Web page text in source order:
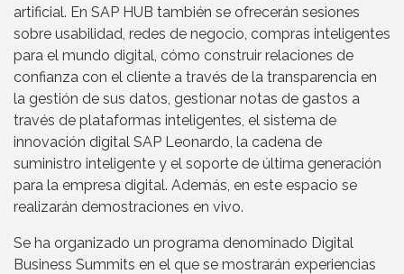
artificial. En SAP HUB también se ofrecerán sesiones
sobre usabilidad, redes de negocio, compras inteligentes
para el mundo digital, cómo construir relaciones de
confianza con el cliente a través de la transparencia en
la gestión de sus datos, gestionar notas de gastos a
través de plataformas inteligentes, el sistema de
innovación digital SAP Leonardo, la cadena de
suministro inteligente y el soporte de última generación
para la empresa digital. Además, en este espacio se
realizarán demostraciones en vivo.
Se ha organizado un programa denominado Digital
Business Summits en el que se mostrarán experiencias